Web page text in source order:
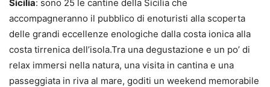
Sicilia: sono 25 le cantine della Sicilia che
accompagneranno il pubblico di enoturisti alla scoperta
delle grandi eccellenze enologiche dalla costa ionica alla
costa tirrenica dell’isola.Tra una degustazione e un po’ di
relax immersi nella natura, una visita in cantina e una
passeggiata in riva al mare, goditi un weekend memorabile